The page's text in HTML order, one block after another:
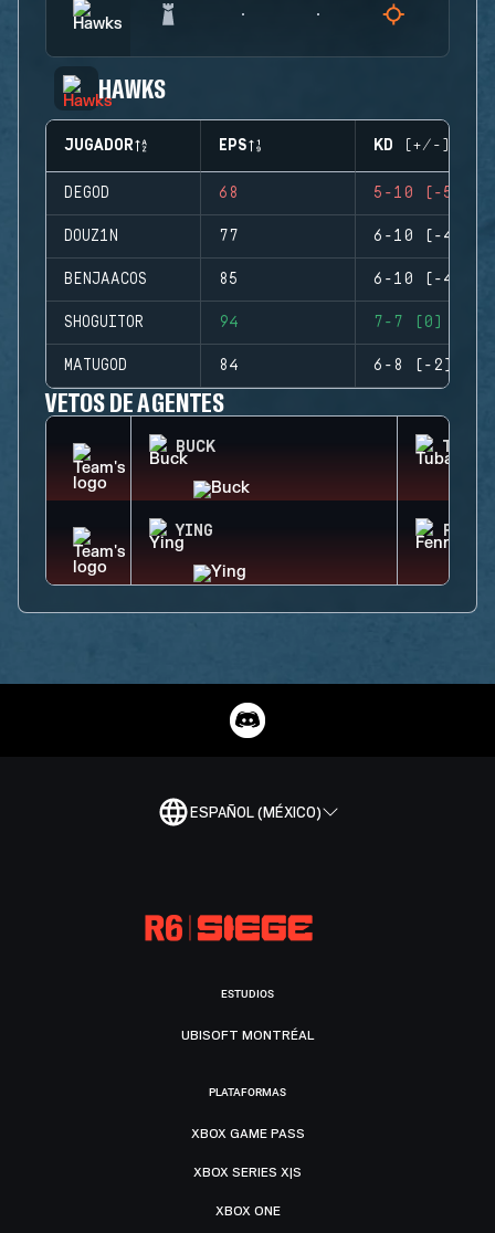
HAWKS
JUGADOR EPS KD (+/-)
DEGOD 68 5-10 (-5)
DOUZ1N 77 6-10 (-4)
BENJAACOS 85 6-10 (-4)
SHOGUITOR 94 7-7 (0)
MATUGOD 84 6-8 (-2)
VETOS DE AGENTES
BUCK
YING
ESPAÑOL (MÉXICO)
ESTUDIOS
UBISOFT MONTRÉAL
PLATAFORMAS
XBOX GAME PASS
XBOX SERIES X|S
XBOX ONE